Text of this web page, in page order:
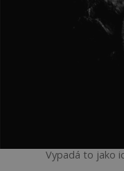
Vypadá to jako